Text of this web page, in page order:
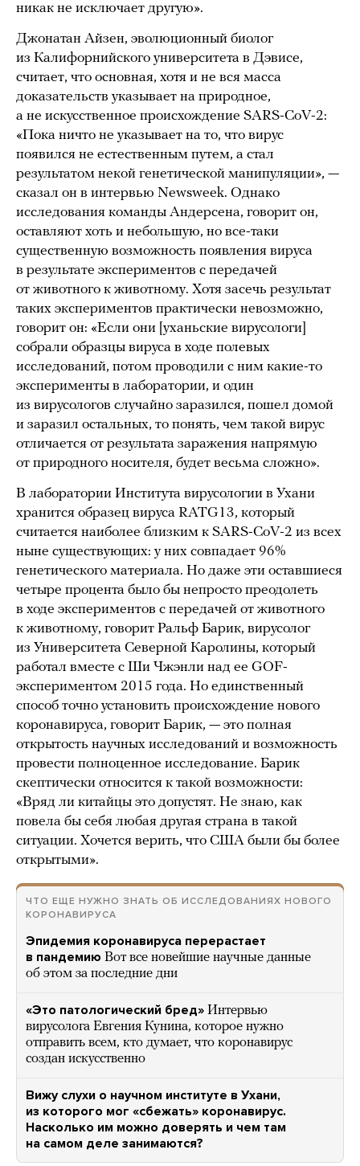
никак не исключает другую».
Джонатан Айзен, эволюционный биолог
из Калифорнийского университета в Дэвисе,
считает, что основная, хотя и не вся масса
доказательств указывает на природное,
а не искусственное происхождение SARS-CoV-2:
«Пока ничто не указывает на то, что вирус
появился не естественным путем, а стал
результатом некой генетической манипуляции», —
сказал он в интервью Newsweek. Однако
исследования команды Андерсена, говорит он,
оставляют хоть и небольшую, но все-таки
существенную возможность появления вируса
в результате экспериментов с передачей
от животного к животному. Хотя засечь результат
таких экспериментов практически невозможно,
говорит он: «Если они [уханьские вирусологи]
собрали образцы вируса в ходе полевых
исследований, потом проводили с ним какие-то
эксперименты в лаборатории, и один
из вирусологов случайно заразился, пошел домой
и заразил остальных, то понять, чем такой вирус
отличается от результата заражения напрямую
от природного носителя, будет весьма сложно».
В лаборатории Института вирусологии в Ухани
хранится образец вируса RATG13, который
считается наиболее близким к SARS-CoV-2 из всех
ныне существующих: у них совпадает 96%
генетического материала. Но даже эти оставшиеся
четыре процента было бы непросто преодолеть
в ходе экспериментов с передачей от животного
к животному, говорит Ральф Барик, вирусолог
из Университета Северной Каролины, который
работал вместе с Ши Чжэнли над ее GOF-
экспериментом 2015 года. Но единственный
способ точно установить происхождение нового
коронавируса, говорит Барик, — это полная
открытость научных исследований и возможность
провести полноценное исследование. Барик
скептически относится к такой возможности:
«Вряд ли китайцы это допустят. Не знаю, как
повела бы себя любая другая страна в такой
ситуации. Хочется верить, что США были бы более
открытыми».
ЧТО ЕЩЕ НУЖНО ЗНАТЬ ОБ ИССЛЕДОВАНИЯХ НОВОГО
КОРОНАВИРУСА
Эпидемия коронавируса перерастает
в пандемию Вот все новейшие научные данные
об этом за последние дни
«Это патологический бред» Интервью
вирусолога Евгения Кунина, которое нужно
отправить всем, кто думает, что коронавирус
создан искусственно
Вижу слухи о научном институте в Ухани,
из которого мог «сбежать» коронавирус.
Насколько им можно доверять и чем там
на самом деле занимаются?